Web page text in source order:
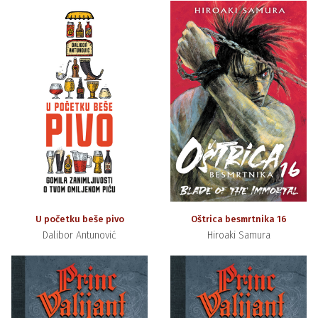
U početku beše pivo
Dalibor Antunović
Oštrica besmrtnika 16
Hiroaki Samura